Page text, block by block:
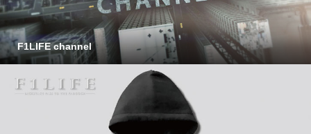
F1LIFE channel